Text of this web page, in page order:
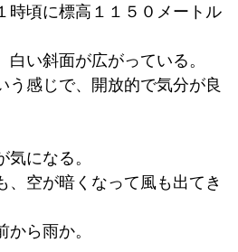
時頃に標高１１５０メートル
い斜面が広がっている。
う感じで、開放的で気分が良
になる。
、空が暗くなって風も出てき
ら雨か。